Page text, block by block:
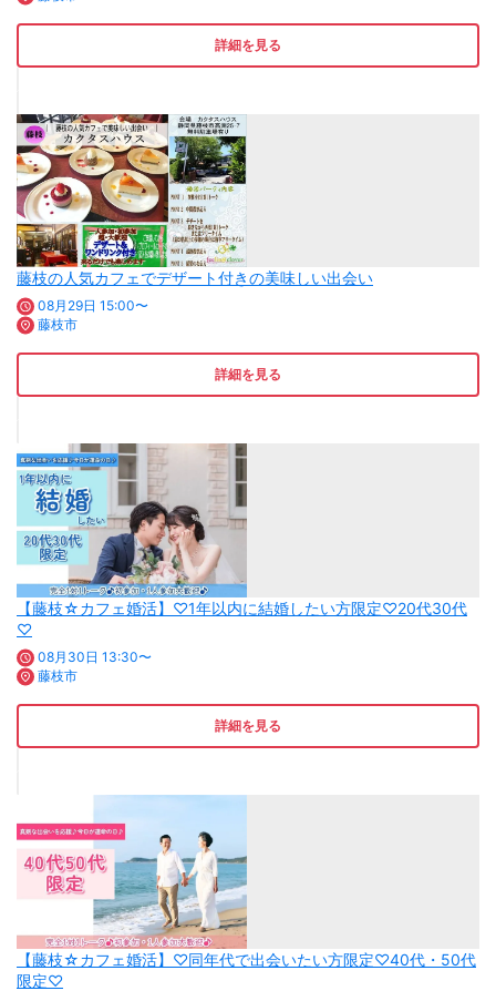
詳細を見る
藤枝の人気カフェでデザート付きの美味しい出会い
08月29日 15:00〜
藤枝市
詳細を見る
【藤枝☆カフェ婚活】♡1年以内に結婚したい方限定♡20代30代
♡
08月30日 13:30〜
藤枝市
詳細を見る
【藤枝☆カフェ婚活】♡同年代で出会いたい方限定♡40代・50代
限定♡